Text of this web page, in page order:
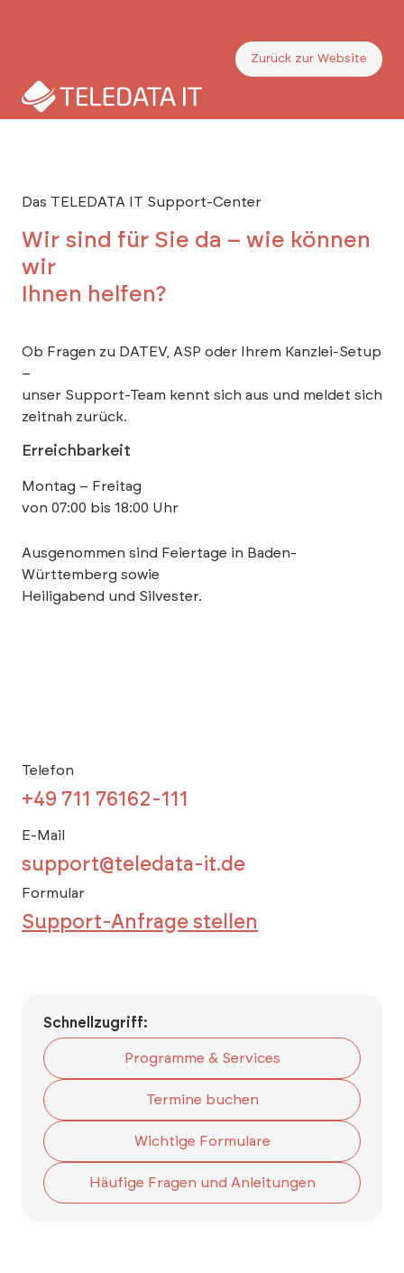
Zurück zur Website
Das TELEDATA IT Support-Center
Wir sind für Sie da – wie können
wir
Ihnen helfen?
Ob Fragen zu DATEV, ASP oder Ihrem Kanzlei-Setup
–
unser Support-Team kennt sich aus und meldet sich
zeitnah zurück.
Erreichbarkeit
Montag – Freitag
von 07:00 bis 18:00 Uhr
Ausgenommen sind Feiertage in Baden-
Württemberg sowie
Heiligabend und Silvester.
Telefon
+49 711 76162-111
E-Mail
support@teledata-it.de
Formular
Support-Anfrage stellen
Schnellzugriff:
Programme & Services
Termine buchen
Wichtige Formulare
Häufige Fragen und Anleitungen